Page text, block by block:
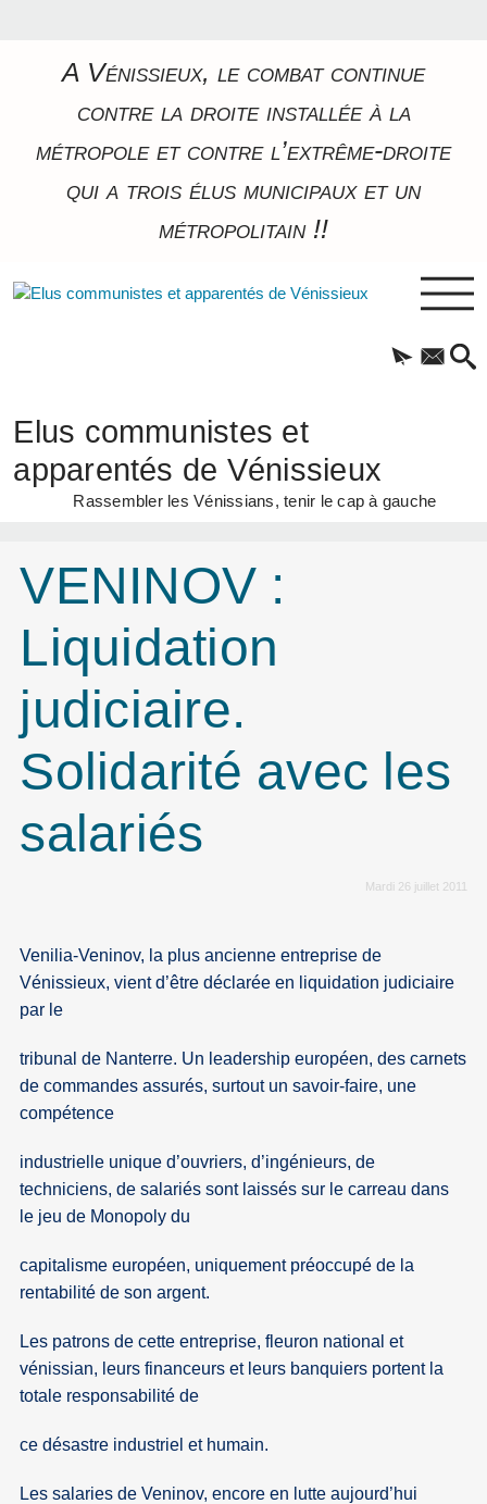
A Vénissieux, le combat continue
contre la droite installée à la
métropole et contre l’extrême-droite
qui a trois élus municipaux et un
métropolitain !!
Elus communistes et
apparentés de Vénissieux
Rassembler les Vénissians, tenir le cap à gauche
VENINOV :
Liquidation
judiciaire.
Solidarité avec les
salariés
Mardi 26 juillet 2011
Venilia-Veninov, la plus ancienne entreprise de
Vénissieux, vient d’être déclarée en liquidation judiciaire
par le
tribunal de Nanterre. Un leadership européen, des carnets
de commandes assurés, surtout un savoir-faire, une
compétence
industrielle unique d’ouvriers, d’ingénieurs, de
techniciens, de salariés sont laissés sur le carreau dans
le jeu de Monopoly du
capitalisme européen, uniquement préoccupé de la
rentabilité de son argent.
Les patrons de cette entreprise, fleuron national et
vénissian, leurs financeurs et leurs banquiers portent la
totale responsabilité de
ce désastre industriel et humain.
Les salaries de Veninov, encore en lutte aujourd’hui